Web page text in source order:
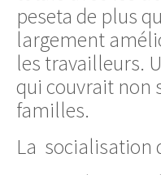
peseta de plus
largement
les travailleurs.
qui couvrait non
familles.
La socialisation